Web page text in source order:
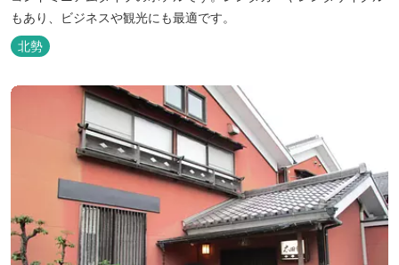
もあり、ビジネスや観光にも最適です。
北勢